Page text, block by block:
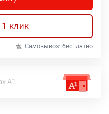
1 клик
Самовывоз: бесплатно
А1